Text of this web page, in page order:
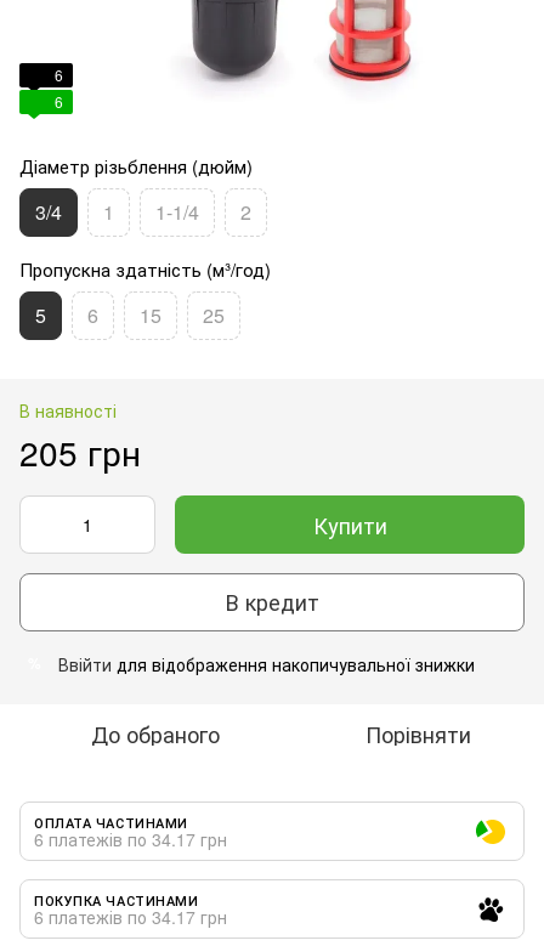
6
6
Діаметр різьблення (дюйм)
3/4 1 1-1/4 2
Пропускна здатність (м³/год)
5 6 15 25
В наявності
205 грн
Купити
В кредит
Ввійти для відображення накопичувальної знижки
До обраного Порівняти
ОПЛАТА ЧАСТИНАМИ
6 платежів по 34.17 грн
ПОКУПКА ЧАСТИНАМИ
6 платежів по 34.17 грн